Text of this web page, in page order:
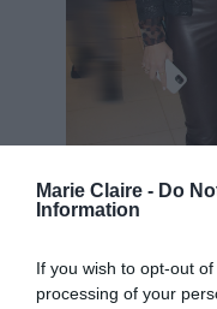
Marie Claire - Do
Information
If you wish to opt-out
processing of your